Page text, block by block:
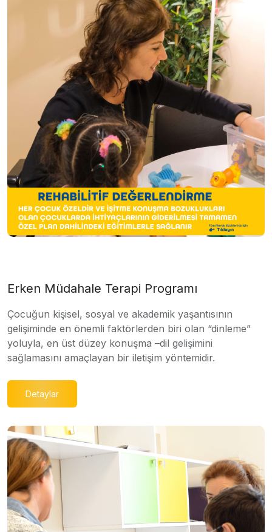
Erken Müdahale Terapi Programı
Çocuğun kişisel, sosyal ve akademik yaşantısının
gelişiminde en önemli faktörlerden biri olan “dinleme”
yoluyla, en üst düzey konuşma –dil gelişimini
sağlamasını amaçlayan bir iletişim yöntemidir.
Detaylar